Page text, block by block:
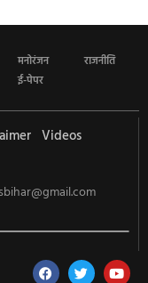
मनोरंजन
राजनीति
ई-पेपर
Videos